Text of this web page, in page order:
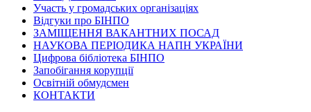
Участь у громадських організаціях
Відгуки про БІНПО
ЗАМІЩЕННЯ ВАКАНТНИХ ПОСАД
НАУКОВА ПЕРІОДИКА НАПН УКРАЇНИ
Цифрова бібліотека БІНПО
Запобігання корупції
Освітній обмудсмен
КОНТАКТИ